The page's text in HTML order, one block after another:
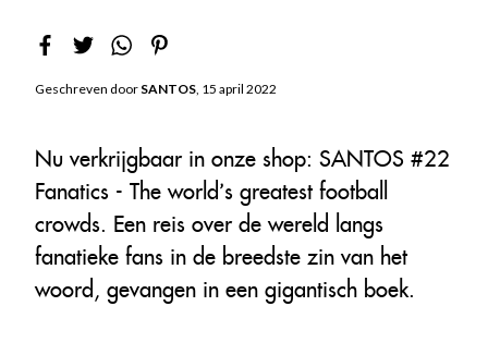
Geschreven door SANTOS, 15 april 2022
Nu verkrijgbaar in onze shop: SANTOS #22
Fanatics - The world’s greatest football
crowds. Een reis over de wereld langs
fanatieke fans in de breedste zin van het
woord, gevangen in een gigantisch boek.